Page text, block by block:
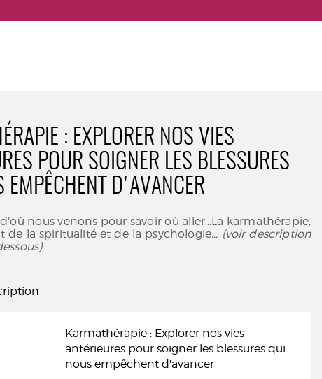
: EXPLORER NOS VIES
POUR SOIGNER LES BLESSURES
EMPÊCHENT D'AVANCER
nous venons pour savoir où aller…La karmathérapie,
de la spiritualité et de la psychologie... (voir description
Karmathérapie : Explorer nos vies
antérieures pour soigner les blessures qui
nous empêchent d'avancer